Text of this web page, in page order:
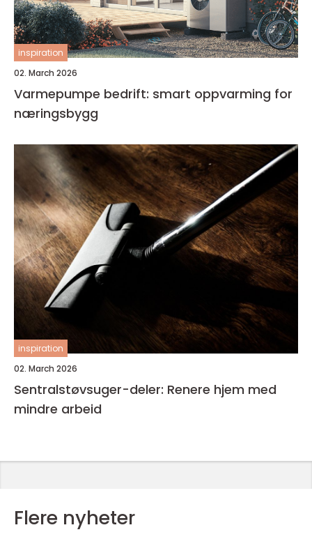
inspiration
02. March 2026
Varmepumpe bedrift: smart oppvarming for
næringsbygg
inspiration
02. March 2026
Sentralstøvsuger-deler: Renere hjem med
mindre arbeid
Flere nyheter